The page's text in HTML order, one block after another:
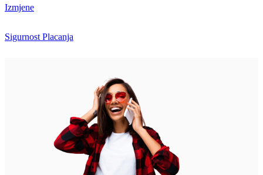
Izmjene
Sigurnost Placanja